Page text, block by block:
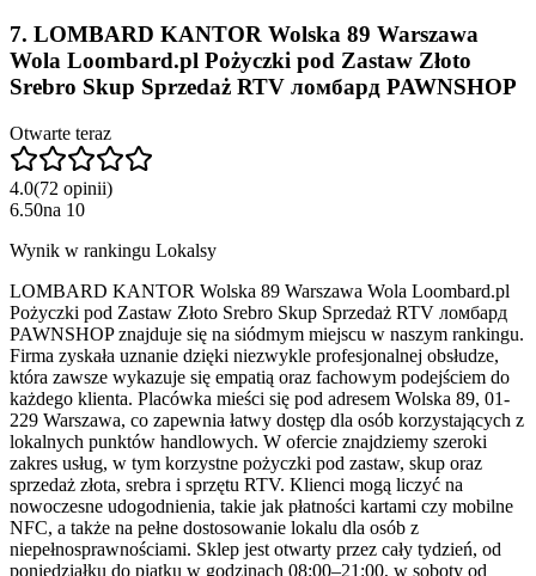
7. LOMBARD KANTOR Wolska 89 Warszawa
Wola Loombard.pl Pożyczki pod Zastaw Złoto
Srebro Skup Sprzedaż RTV ломбард PAWNSHOP
Otwarte teraz
4.0(72 opinii)
6.50na 10
Wynik w rankingu Lokalsy
LOMBARD KANTOR Wolska 89 Warszawa Wola Loombard.pl
Pożyczki pod Zastaw Złoto Srebro Skup Sprzedaż RTV ломбард
PAWNSHOP znajduje się na siódmym miejscu w naszym rankingu.
Firma zyskała uznanie dzięki niezwykle profesjonalnej obsłudze,
która zawsze wykazuje się empatią oraz fachowym podejściem do
każdego klienta. Placówka mieści się pod adresem Wolska 89, 01-
229 Warszawa, co zapewnia łatwy dostęp dla osób korzystających z
lokalnych punktów handlowych. W ofercie znajdziemy szeroki
zakres usług, w tym korzystne pożyczki pod zastaw, skup oraz
sprzedaż złota, srebra i sprzętu RTV. Klienci mogą liczyć na
nowoczesne udogodnienia, takie jak płatności kartami czy mobilne
NFC, a także na pełne dostosowanie lokalu dla osób z
niepełnosprawnościami. Sklep jest otwarty przez cały tydzień, od
poniedziałku do piątku w godzinach 08:00–21:00, w soboty od